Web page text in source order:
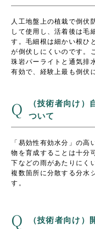
人工地盤上の植栽で倒伏
して使用し、活着後は毛
す。毛細根は細かい根ひ
が倒伏しにくいのです。
珠岩パーライトと通気排
有効で、経験上最も倒伏
Q
（技術者向け
ついて
「易効性有効水分」の
物を育成することは十分
下などの雨があたりにく
複数箇所に分散する分水
す。
Q （技術者向け）